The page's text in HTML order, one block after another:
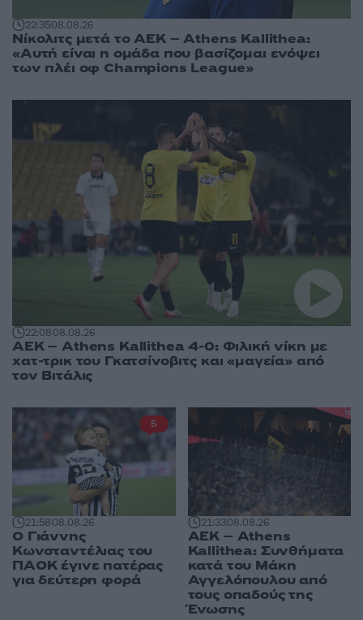
22:3508.08.26
Νίκολιτς μετά το ΑΕΚ – Athens Kallithea:
«Αυτή είναι η ομάδα που βασίζομαι ενόψει
των πλέι οφ Champions League»
22:0808.08.26
ΑΕΚ – Athens Kallithea 4-0: Φιλική νίκη με
χατ-τρικ του Γκατσίνοβιτς και «μαγεία» από
τον Βιτάλις
21:5808.08.26
Ο Γιάννης
Κωνσταντέλιας του
ΠΑΟΚ έγινε πατέρας
για δεύτερη φορά
5
21:3308.08.26
ΑΕΚ – Athens
Kallithea: Συνθήματα
κατά του Μάκη
Αγγελόπουλου από
τους οπαδούς της
Ένωσης